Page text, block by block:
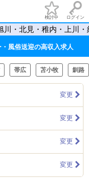
検討中 ログイン
川・北見・稚内・上川
風俗送迎の高収入求人
帯広 苫小牧 釧路
変更
変更
変更
変更